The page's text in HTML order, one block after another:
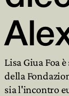
Lisa Giua Foa
della
sia l'incontro